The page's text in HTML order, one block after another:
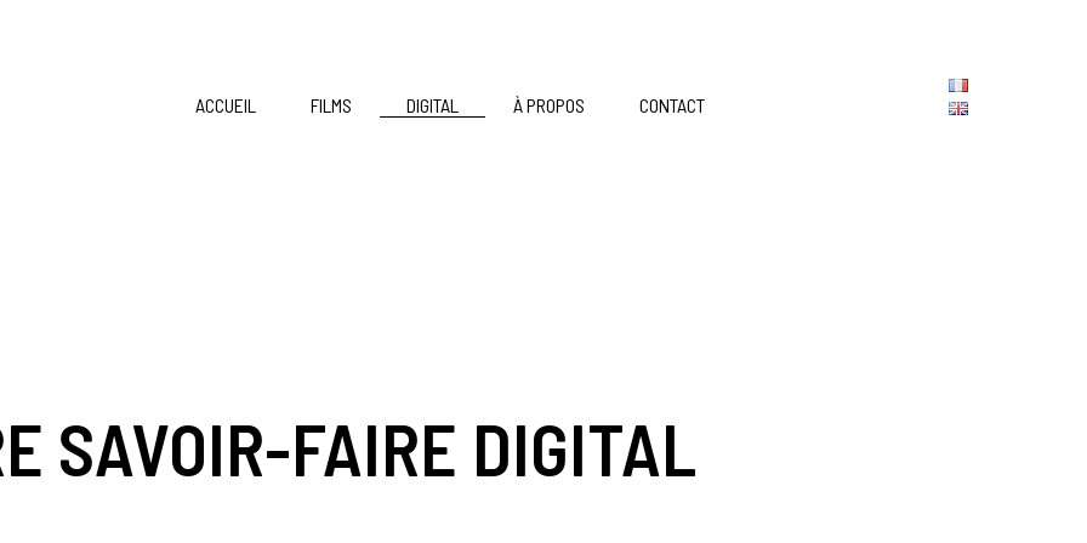
ACCUEIL FILMS DIGITAL À PROPOS CONTACT
SAVOIR-FAIRE DIGITAL